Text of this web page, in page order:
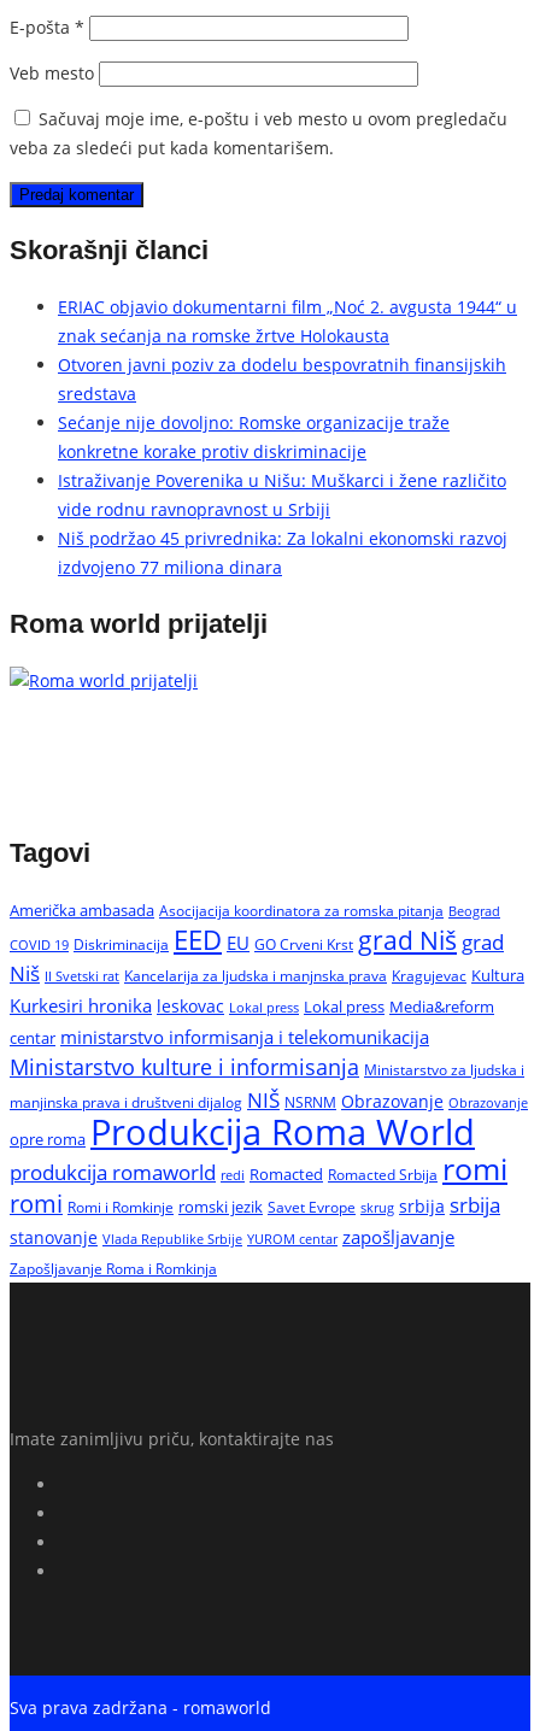
E-pošta *
Veb mesto
Sačuvaj moje ime, e-poštu i veb mesto u ovom pregledaču
veba za sledeći put kada komentarišem.
Skorašnji članci
ERIAC objavio dokumentarni film „Noć 2. avgusta 1944“ u
znak sećanja na romske žrtve Holokausta
Otvoren javni poziv za dodelu bespovratnih finansijskih
sredstava
Sećanje nije dovoljno: Romske organizacije traže
konkretne korake protiv diskriminacije
Istraživanje Poverenika u Nišu: Muškarci i žene različito
vide rodnu ravnopravnost u Srbiji
Niš podržao 45 privrednika: Za lokalni ekonomski razvoj
izdvojeno 77 miliona dinara
Roma world prijatelji
Tagovi
Američka ambasada Asocijacija koordinatora za romska pitanja Beograd
COVID 19 Diskriminacija EED EU GO Crveni Krst grad Niš grad
Niš II Svetski rat Kancelarija za ljudska i manjnska prava Kragujevac Kultura
Kurkesiri hronika leskovac Lokal press Lokal press Media&reform
centar ministarstvo informisanja i telekomunikacija
Ministarstvo kulture i informisanja Ministarstvo za ljudska i
manjinska prava i društveni dijalog NIŠ NSRNM Obrazovanje Obrazovanje
opre roma Produkcija Roma World
produkcija romaworld redi Romacted Romacted Srbija romi
romi Romi i Romkinje romski jezik Savet Evrope skrug srbija srbija
stanovanje Vlada Republike Srbije YUROM centar zapošljavanje
Zapošljavanje Roma i Romkinja
Imate zanimljivu priču, kontaktirajte nas
Sva prava zadržana - romaworld